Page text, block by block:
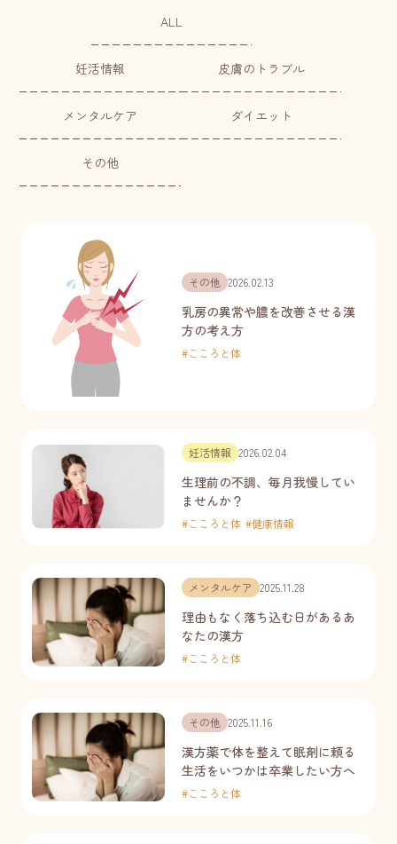
ALL
妊活情報 皮膚のトラブル
メンタルケア ダイエット
その他
その他 2026.02.13
乳房の異常や膿を改善させる漢
方の考え方
#こころと体
妊活情報 2026.02.04
生理前の不調、毎月我慢してい
ませんか？
#こころと体 #健康情報
メンタルケア 2025.11.28
理由もなく落ち込む日があるあ
なたの漢方
#こころと体
その他 2025.11.16
漢方薬で体を整えて眠剤に頼る
生活をいつかは卒業したい方へ
#こころと体